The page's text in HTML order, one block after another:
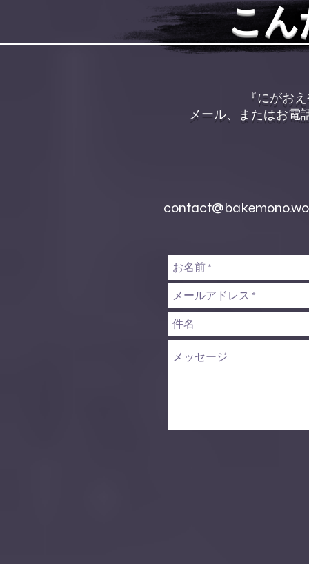
こん
『にがお
メール、またはお電